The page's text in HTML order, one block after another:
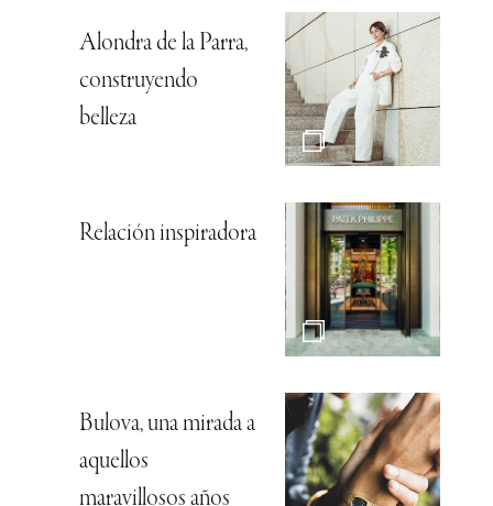
Alondra de la Parra,
construyendo
belleza
Relación inspiradora
Bulova, una mirada a
aquellos
maravillosos años